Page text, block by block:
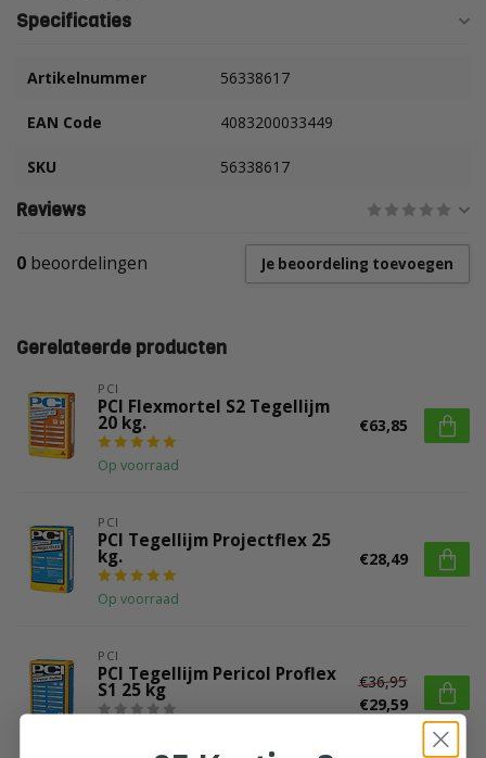
Specificaties
Artikelnummer 56338617
EAN Code 4083200033449
SKU 56338617
Reviews
0 beoordelingen Je beoordeling toevoegen
Gerelateerde producten
PCI
PCI Flexmortel S2 Tegellijm
20 kg.
Op voorraad
€63,85
PCI
PCI Tegellijm Projectflex 25
kg.
Op voorraad
€28,49
PCI
PCI Tegellijm Pericol Proflex
S1 25 kg
€36,95
€29,59